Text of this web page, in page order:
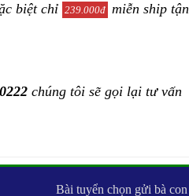
biệt chỉ 239.000đ miễn ship tận
chúng tôi sẽ gọi lại tư vấn
Bài tuyển chọn gửi bà con